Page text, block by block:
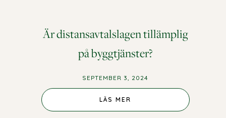
Är distansavtalslagen tillämplig
på byggtjänster?
SEPTEMBER 3, 2024
LÄS MER